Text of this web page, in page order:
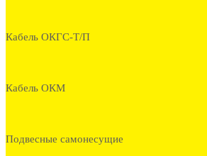
Кабель ОКГС-Т/П
Кабель ОКМ
Подвесные самонесущие